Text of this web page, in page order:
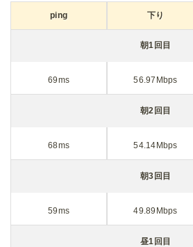
ping 下り
朝1回目
69ms 56.97Mbps
朝2回目
68ms 54.14Mbps
朝3回目
59ms 49.89Mbps
昼1回目